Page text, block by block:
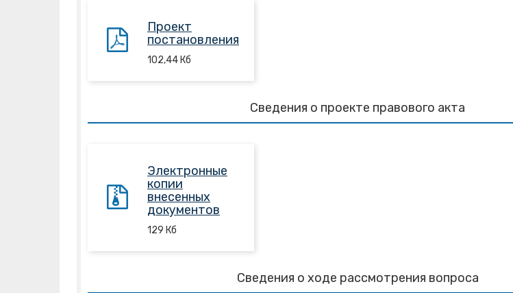
Проект
постановления
102,44 Кб
Сведения о проекте правового акта
Электронные
копии
внесенных
документов
129 Кб
Сведения о ходе рассмотрения вопроса